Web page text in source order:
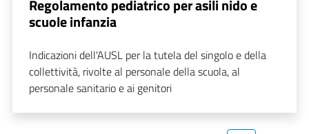
Regolamento pediatrico per asili nido e
scuole infanzia
Indicazioni dell'AUSL per la tutela del singolo e della
collettività, rivolte al personale della scuola, al
personale sanitario e ai genitori